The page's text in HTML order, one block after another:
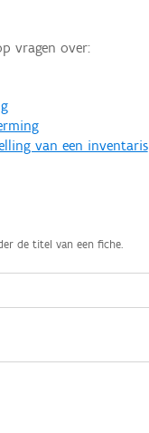
vragen over:
van een inventaris
de titel van een fiche.